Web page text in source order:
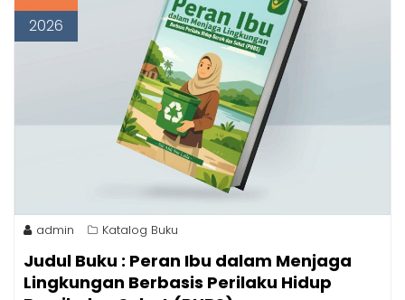
2026
admin Katalog Buku
Judul Buku : Peran Ibu dalam Menjaga
Lingkungan Berbasis Perilaku Hidup